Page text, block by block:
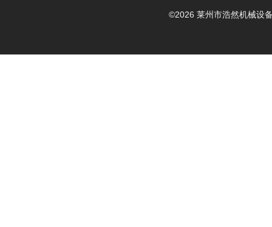
©2026 莱州市浩然机械